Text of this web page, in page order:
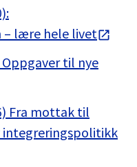
– lære hele livet
Oppgaver til nye
Fra mottak til
integreringspolitikk